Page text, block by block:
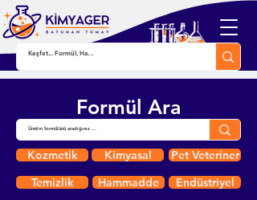
Formül Ara
Kozmetik Kimyasal
Pet Veteriner
Temizlik
Hammadde
Endüstriyel